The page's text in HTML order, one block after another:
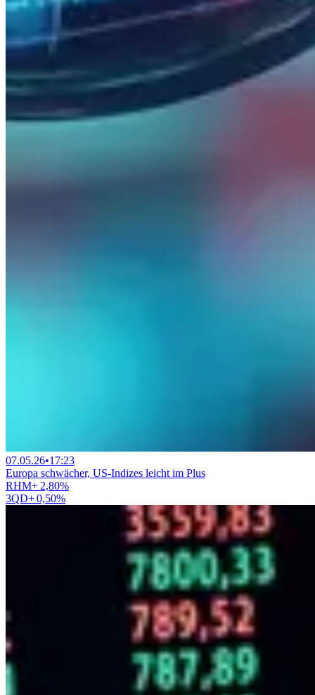
07.05.26•17:23
Europa schwächer, US-Indizes leicht im Plus
RHM+ 2,80%
3QD+0,50%